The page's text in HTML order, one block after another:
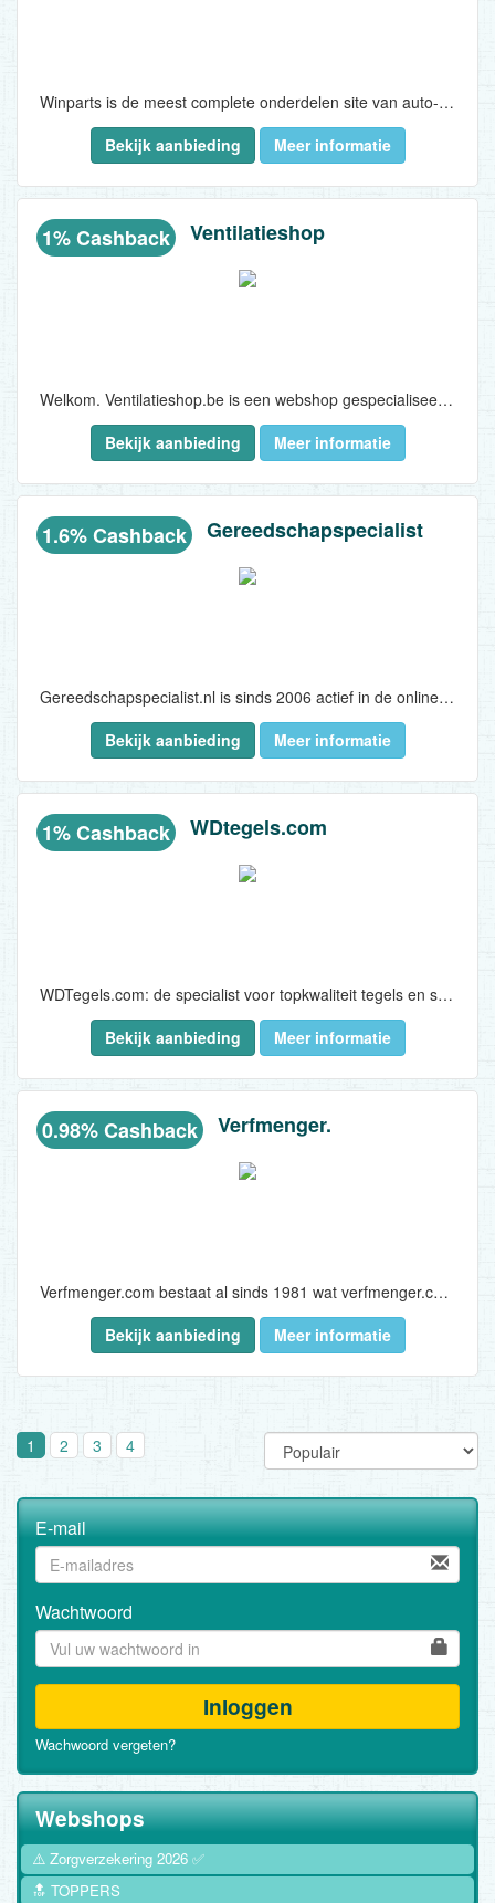
Winparts is de meest complete onderdelen site van auto-onderdelen voor de allerscherpste prijzen. Het leveringsprogramma omvat een breed scala aan originele en merk vervangende onderdelen zoals plaatwerk, verlichtingsdelen, bumpers, radiateurs, condensors, spiegels, katalysators enz...
Bekijk aanbieding
Meer informatie
1% Cashback Ventilatieshop
Welkom. Ventilatieshop.be is een webshop gespecialiseerd in ventilatiesystemen. Denk hierbij aan ventilatierooster, ventilatoren & systemen voor kantoorgebouwen...
Bekijk aanbieding
Meer informatie
1.6% Cashback Gereedschapspecialist
Gereedschapspecialist.nl is sinds 2006 actief in de online verkoop van gereedschap en aanverwante artikelen in met name Nederland en België. Ons assortiment is opgebouwd uit gereedschappen voor gebruik in huis, tuin én werkplaats. Geschikt voor zowel de (veeleisende) hobbyist als professional. Wij leveren voornamelijk uit eigen voorraad vanuit ons centrale magazijn in Oss. Daar is ook onze showroom gevestigd waar een groot gedeelte van ons assortiment beschikbaar is. Naast A-merken als Sonic Equipment, Stahlwille, RODAC International, FORCE en AIRPRESS, bieden wij gereedschap aan van bijvoorbeeld Brüder Mannesmann, Toolland, Hofftech, FERM en Stahlkaiser. Bovendien leveren wij alles voor de aanhangwagen: van verlichting tot neuswielen en van spatborden tot afdeknetten. Gereedschapspecialist.nl is lid van Stichting Webshop Keurmerk. De klant koopt bij ons veilig en vertrouwd...
Bekijk aanbieding
Meer informatie
1% Cashback WDtegels.com
WDTegels.com: de specialist voor topkwaliteit tegels en sanitair
Welkom bij WDTegels.com, dé bestemming voor hoogwaardige tegels en sanitair in alle denkbare variaties en afmetingen...
Bekijk aanbieding Meer informatie
0.98% Cashback Verfmenger.
Verfmenger.com bestaat al sinds 1981 wat verfmenger.com de oprechte verfspecialisten maakt. Verfmenger.com heeft voor iedere klus in en rondom het huis de juiste producten van alle merken. ..
Bekijk aanbieding
Meer informatie
1 2 3 4
E-mail
Wachtwoord
Inloggen
Wachwoord vergeten?
Webshops
⚠️ Zorgverzekering 2026 ✅
🔝 TOPPERS